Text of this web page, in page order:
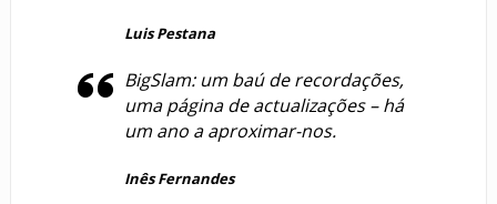
Luis Pestana
BigSlam: um baú de recordações,
uma página de actualizações – há
um ano a aproximar-nos.
Inês Fernandes